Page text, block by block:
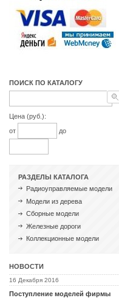
ПОИСК ПО КАТАЛОГУ
Цена (руб.):
от
до
РАЗДЕЛЫ КАТАЛОГА
Радиоуправляемые модели
Модели из дерева
Сборные модели
Железные дороги
Коллекционные модели
НОВОСТИ
16 Декабря 2016
Поступление моделей фирмы